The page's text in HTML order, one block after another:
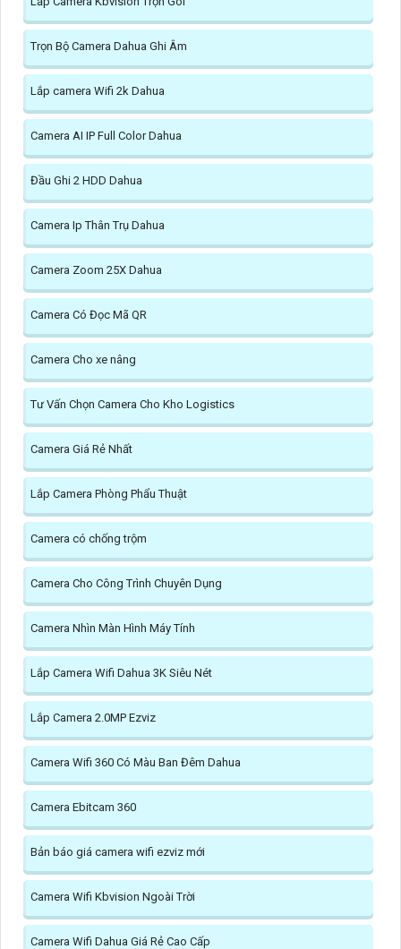
Trọn Bộ Camera Dahua Ghi Âm
Lắp camera Wifi 2k Dahua
Camera AI IP Full Color Dahua
Đầu Ghi 2 HDD Dahua
Camera Ip Thân Trụ Dahua
Camera Zoom 25X Dahua
Camera Có Đọc Mã QR
Camera Cho xe nâng
Tư Vấn Chọn Camera Cho Kho Logistics
Camera Giá Rẻ Nhất
Lắp Camera Phòng Phẩu Thuật
Camera có chống trộm
Camera Cho Công Trình Chuyên Dụng
Camera Nhìn Màn Hình Máy Tính
Lắp Camera Wifi Dahua 3K Siêu Nét
Lắp Camera 2.0MP Ezviz
Camera Wifi 360 Có Màu Ban Đêm Dahua
Camera Ebitcam 360
Bản báo giá camera wifi ezviz mới
Camera Wifi Kbvision Ngoài Trời
Camera Wifi Dahua Giá Rẻ Cao Cấp